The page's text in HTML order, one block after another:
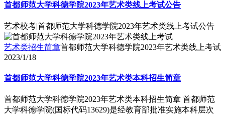
首都师范大学科德学院2023年艺术类线上考试公告
艺术校考|首都师范大学科德学院2023年艺术类线上考试公告
艺术类招生简章首都师范大学科德学院2023年艺术类线上考试
2023/1/18
首都师范大学科德学院2023年艺术类本科招生简章
首都师范大学科德学院2023年艺术类本科招生简章 首都师范
大学科德学院(国标代码13629)是经教育部批准实施本科层次